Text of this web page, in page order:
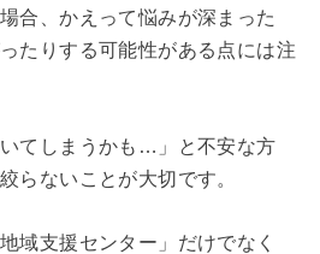
合、かえって悩みが深まった
たりする可能性がある点には注
いてしまうかも…」と不安な方
らないことが大切です。
域支援センター」だけでなく